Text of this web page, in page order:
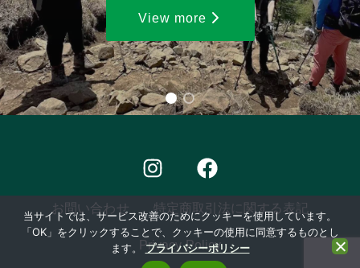
View more
I
n
s
t
a
g
F
a
c
e
b
o
お問い合わせ 特定商取引法に関する表記
Privacy Policy
当サイトでは、サービス改善のためにクッキーを使用しています。
「OK」をクリックすることで、クッキーの使用に同意するものとし
ます。プライバシーポリシー